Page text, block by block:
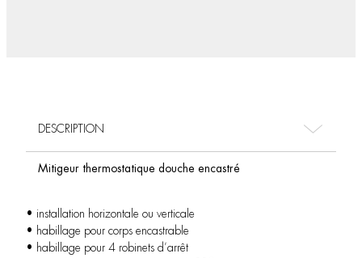
DESCRIPTION
Mitigeur thermostatique douche encastré
• installation horizontale ou verticale
• habillage pour corps encastrable
• habillage pour 4 robinets d’arrêt